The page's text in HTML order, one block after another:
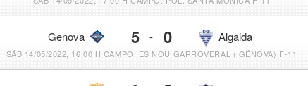
Genova 5 - Algaida
0
SÁB 14/05/2022, 16:00 H CAMPO: ES NOU GARROVERAL ( GÉNOVA) F-11